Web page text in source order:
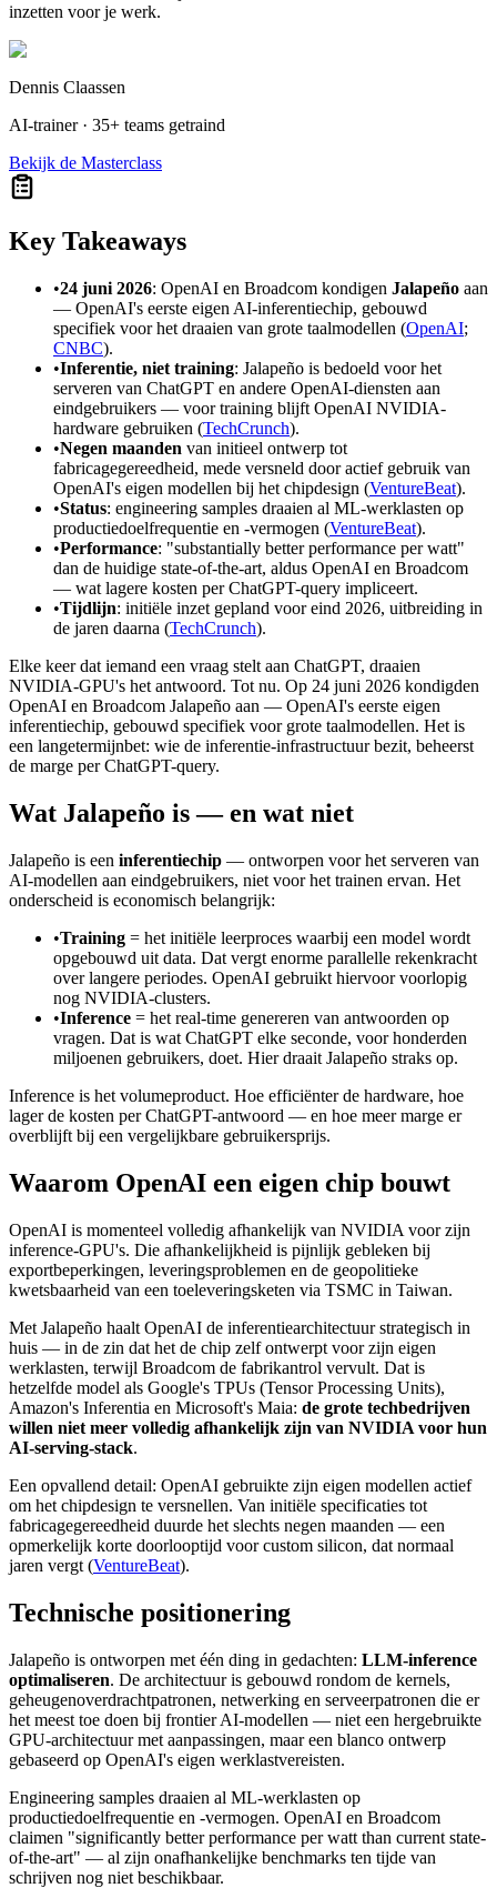
inzetten voor je werk.
Dennis Claassen
AI-trainer · 35+ teams getraind
Bekijk de Masterclass
Key Takeaways
•24 juni 2026: OpenAI en Broadcom kondigen Jalapeño aan
— OpenAI's eerste eigen AI-inferentiechip, gebouwd
specifiek voor het draaien van grote taalmodellen (OpenAI;
CNBC).
•Inferentie, niet training: Jalapeño is bedoeld voor het
serveren van ChatGPT en andere OpenAI-diensten aan
eindgebruikers — voor training blijft OpenAI NVIDIA-
hardware gebruiken (TechCrunch).
•Negen maanden van initieel ontwerp tot
fabricagegereedheid, mede versneld door actief gebruik van
OpenAI's eigen modellen bij het chipdesign (VentureBeat).
•Status: engineering samples draaien al ML-werklasten op
productiedoelfrequentie en -vermogen (VentureBeat).
•Performance: "substantially better performance per watt"
dan de huidige state-of-the-art, aldus OpenAI en Broadcom
— wat lagere kosten per ChatGPT-query impliceert.
•Tijdlijn: initiële inzet gepland voor eind 2026, uitbreiding in
de jaren daarna (TechCrunch).
Elke keer dat iemand een vraag stelt aan ChatGPT, draaien
NVIDIA-GPU's het antwoord. Tot nu. Op 24 juni 2026 kondigden
OpenAI en Broadcom Jalapeño aan — OpenAI's eerste eigen
inferentiechip, gebouwd specifiek voor grote taalmodellen. Het is
een langetermijnbet: wie de inferentie-infrastructuur bezit, beheerst
de marge per ChatGPT-query.
Wat Jalapeño is — en wat niet
Jalapeño is een inferentiechip — ontworpen voor het serveren van
AI-modellen aan eindgebruikers, niet voor het trainen ervan. Het
onderscheid is economisch belangrijk:
•Training = het initiële leerproces waarbij een model wordt
opgebouwd uit data. Dat vergt enorme parallelle rekenkracht
over langere periodes. OpenAI gebruikt hiervoor voorlopig
nog NVIDIA-clusters.
•Inference = het real-time genereren van antwoorden op
vragen. Dat is wat ChatGPT elke seconde, voor honderden
miljoenen gebruikers, doet. Hier draait Jalapeño straks op.
Inference is het volumeproduct. Hoe efficiënter de hardware, hoe
lager de kosten per ChatGPT-antwoord — en hoe meer marge er
overblijft bij een vergelijkbare gebruikersprijs.
Waarom OpenAI een eigen chip bouwt
OpenAI is momenteel volledig afhankelijk van NVIDIA voor zijn
inference-GPU's. Die afhankelijkheid is pijnlijk gebleken bij
exportbeperkingen, leveringsproblemen en de geopolitieke
kwetsbaarheid van een toeleveringsketen via TSMC in Taiwan.
Met Jalapeño haalt OpenAI de inferentiearchitectuur strategisch in
huis — in de zin dat het de chip zelf ontwerpt voor zijn eigen
werklasten, terwijl Broadcom de fabrikantrol vervult. Dat is
hetzelfde model als Google's TPUs (Tensor Processing Units),
Amazon's Inferentia en Microsoft's Maia: de grote techbedrijven
willen niet meer volledig afhankelijk zijn van NVIDIA voor hun
AI-serving-stack.
Een opvallend detail: OpenAI gebruikte zijn eigen modellen actief
om het chipdesign te versnellen. Van initiële specificaties tot
fabricagegereedheid duurde het slechts negen maanden — een
opmerkelijk korte doorlooptijd voor custom silicon, dat normaal
jaren vergt (VentureBeat).
Technische positionering
Jalapeño is ontworpen met één ding in gedachten: LLM-inference
optimaliseren. De architectuur is gebouwd rondom de kernels,
geheugenoverdrachtpatronen, netwerking en serveerpatronen die er
het meest toe doen bij frontier AI-modellen — niet een hergebruikte
GPU-architectuur met aanpassingen, maar een blanco ontwerp
gebaseerd op OpenAI's eigen werklastvereisten.
Engineering samples draaien al ML-werklasten op
productiedoelfrequentie en -vermogen. OpenAI en Broadcom
claimen "significantly better performance per watt than current state-
of-the-art" — al zijn onafhankelijke benchmarks ten tijde van
schrijven nog niet beschikbaar.